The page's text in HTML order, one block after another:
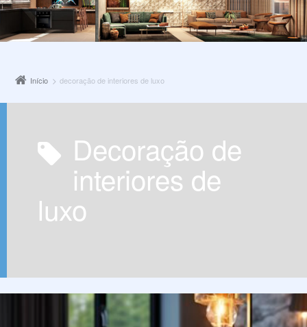
Início decoração de interiores de luxo
decoração de
interiores de
luxo